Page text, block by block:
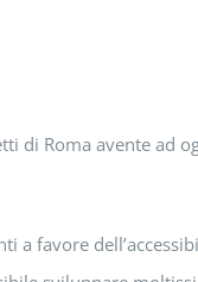
di Roma avente ad
a favore